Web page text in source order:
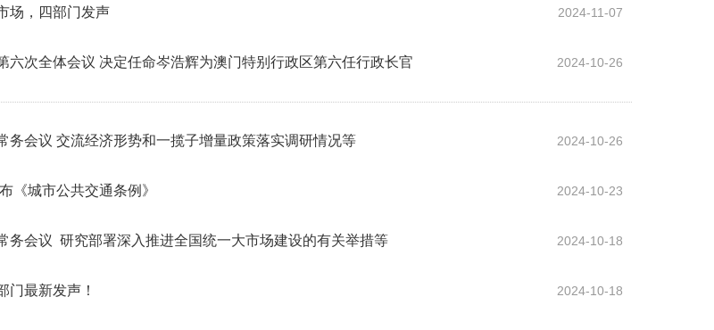
2024-11-07
场，四部门发声
2024-10-26
六次全体会议 决定任命岑浩辉为澳门特别行政区第六任行政长官
2024-10-26
务会议 交流经济形势和一揽子增量政策落实调研情况等
2024-10-23
《城市公共交通条例》
2024-10-18
务会议 研究部署深入推进全国统一大市场建设的有关举措等
2024-10-18
门最新发声！